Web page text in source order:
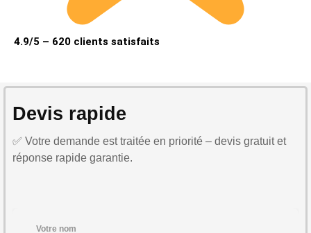
4.9/5 – 620 clients satisfaits
Devis rapide
✅ Votre demande est traitée en priorité – devis gratuit et
réponse rapide garantie.
Votre nom